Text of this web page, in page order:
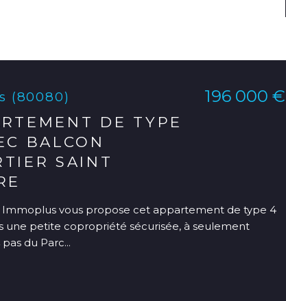
(80080)
DE TYPE
BALCON
SAINT
196 000 €
Immoplus vous propose cet appartement de type 4
une petite copropriété sécurisée, à seulement
du Parc...